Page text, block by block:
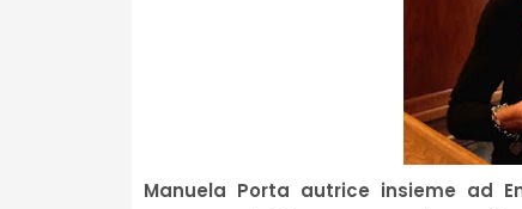
Manuela Porta autrice insieme ad